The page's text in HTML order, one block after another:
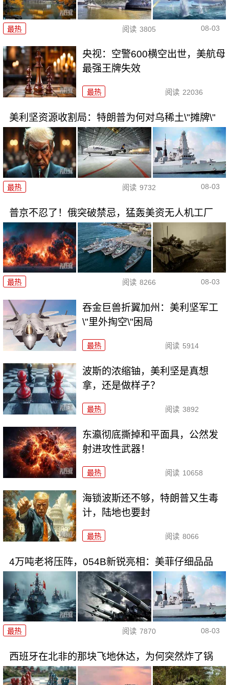
最热 阅读 3805 08-03
央视：空警600横空出世，美航母
最强王牌失效
最热 阅读 22036
美利坚资源收割局：特朗普为何对乌稀土\"摊牌\"
最热 阅读 9732 08-03
普京不忍了！俄突破禁忌，猛轰美资无人机工厂
最热 阅读 8266 08-03
吞金巨兽折翼加州：美利坚军工
\"里外掏空\"困局
最热 阅读 5914
波斯的浓缩铀，美利坚是真想
拿，还是做样子？
最热 阅读 3892
东瀛彻底撕掉和平面具，公然发
射进攻性武器！
最热 阅读 10658
海锁波斯还不够，特朗普又生毒
计，陆地也要封
最热 阅读 8066
4万吨老将压阵，054B新锐亮相：美菲仔细品品
最热 阅读 7870 08-03
西班牙在北非的那块飞地休达，为何突然炸了锅